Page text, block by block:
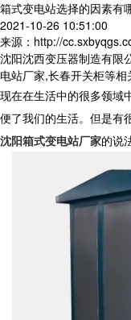
箱式变电站选择的因素有
2021-10-26 10:51:00
来源：http://
沈阳沈西变压器制造有限
电站厂家,长春开关柜等相
现在在生活中的很多领域
便了我们的生活。但是有
沈阳箱式变电站厂家的说